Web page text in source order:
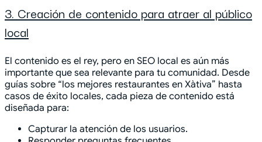
3. Creación de contenido para atraer al público
local
El contenido es el rey, pero en SEO local es aún más
importante que sea relevante para tu comunidad. Desde
guías sobre “los mejores restaurantes en Xàtiva” hasta
casos de éxito locales, cada pieza de contenido está
diseñada para:
Capturar la atención de los usuarios.